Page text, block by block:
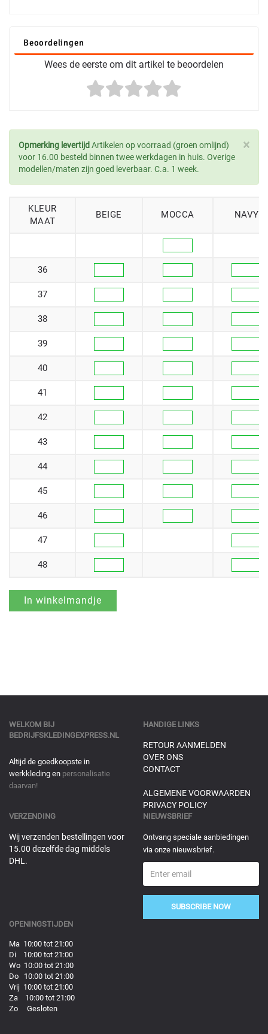
Beoordelingen
Wees de eerste om dit artikel te beoordelen
×
Opmerking levertijd Artikelen op voorraad (groen omlijnd)
voor 16.00 besteld binnen twee werkdagen in huis. Overige
modellen/maten zijn goed leverbaar. C.a. 1 week.
KLEUR
MAAT
BEIGE MOCCA NAVY
36
37
38
39
40
41
42
43
44
45
46
47
48
WELKOM BIJ
BEDRIJFSKLEDINGEXPRESS.NL
Altijd de goedkoopste in
werkkleding en personalisatie
daarvan!
HANDIGE LINKS
RETOUR AANMELDEN
OVER ONS
CONTACT
ALGEMENE VOORWAARDEN
PRIVACY POLICY
VERZENDING
Wij verzenden bestellingen voor
15.00 dezelfde dag middels
DHL.
NIEUWSBRIEF
Ontvang speciale aanbiedingen
via onze nieuwsbrief.
SUBSCRIBE NOW
OPENINGSTIJDEN
Ma 10:00 tot 21:00
Di 10:00 tot 21:00
Wo 10:00 tot 21:00
Do 10:00 tot 21:00
Vrij 10:00 tot 21:00
Za 10:00 tot 21:00
Zo Gesloten